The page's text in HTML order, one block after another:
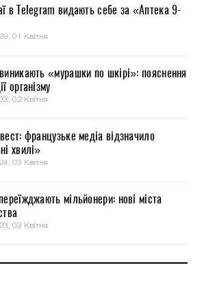
в Telegram видають себе за «Аптека 9-
01 Квітня
«мурашки по шкірі»: пояснення
організму
02 Квітня
французьке медіа відзначило
хвилі»
03 Квітня
мільйонери: нові міста
03 Квітня